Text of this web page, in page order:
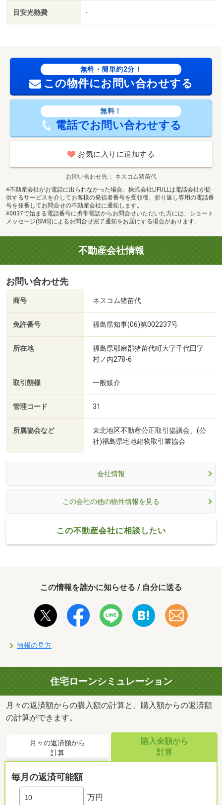
目安光熱費 -
無料・簡単約2分！
この物件にお問い合わせする
無料！
電話でお問い合わせする
お気に入りに追加する
お問い合わせ先
ネスコム猪苗代
※不動産会社がお電話に出られなかった場合、株式会社LIFULLは電話会社が提
供するサービスを介してお客様の発信者番号を受領後、折り返し専用の電話番
号を発番してお問合せの不動産会社に通知します。
※0037で始まる電話番号に携帯電話からお問合せいただいた方には、ショート
メッセージ(SMS)によるお問合せ完了通知をお届けする場合があります。
不動産会社情報
お問い合わせ先
商号 ネスコム猪苗代
免許番号 福島県知事(06)第002237号
所在地
福島県耶麻郡猪苗代町大字千代田字
村ノ内278-6
取引態様 一般媒介
管理コード 31
所属協会など
東北地区不動産公正取引協議会、(公
社)福島県宅地建物取引業協会
会社情報
この会社の他の物件情報を見る
この不動産会社に相談したい
この情報を誰かに知らせる / 自分に送る
情報の見方
住宅ローンシミュレーション
月々の返済額からの購入額の計算と、購入額からの返済額
の計算ができます。
月々の返済額から
計算
購入金額から
計算
毎月の返済可能額
万円